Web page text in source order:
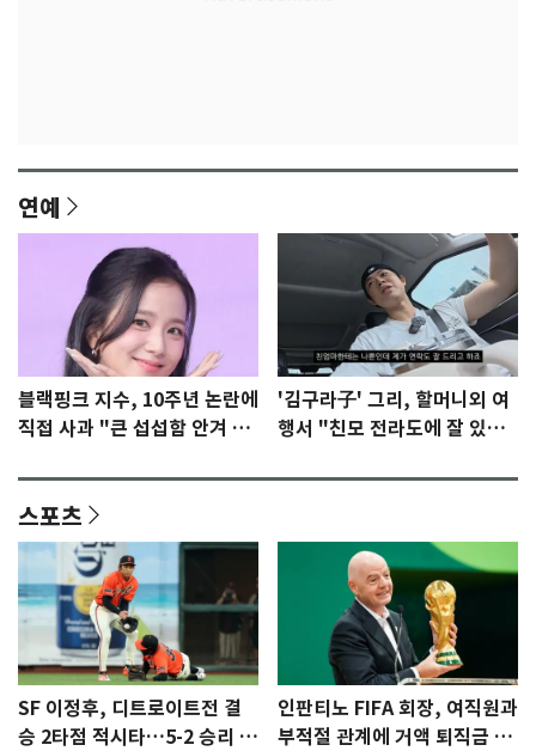
연예
블랙핑크 지수, 10주년 논란에
직접 사과 "큰 섭섭함 안겨 미
'김구라子' 그리, 할머니외 여
행서 "친모 전라도에 잘 있
스포츠
SF 이정후, 디트로이트전 결
승 2타점 적시타…5-2 승리 견
인판티노 FIFA 회장, 여직원과
부적절 관계에 거액 퇴직금 지